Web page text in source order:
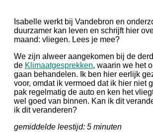
Isabelle werkt bij Vandebron en
duurzamer kan leven en schrijft hier
maand: vliegen. Lees je mee?
We zijn alweer aangekomen bij de
de Klimaatgesprekken, waarin we het
gaan behandelen. Ik ben hier eerlijk
voor, omdat ik vermoed dat ik hier niet
pak regelmatig de auto en ken het
wel goed van binnen. Kan ik dit
ik dit veranderen?
gemiddelde leestijd: 5 minuten